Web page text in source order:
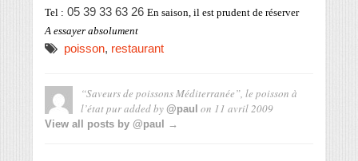
Tel : 05 39 33 63 26 En saison, il est prudent de réserver
A essayer absolument
poisson, restaurant
“Saveurs de poissons Méditerranée”, le poisson à
l’état puradded by @paul on 11 avril 2009
View all posts by @paul →